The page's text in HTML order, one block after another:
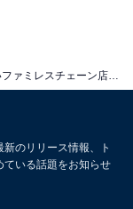
のリリース情報、ト
ている話題をお知らせ